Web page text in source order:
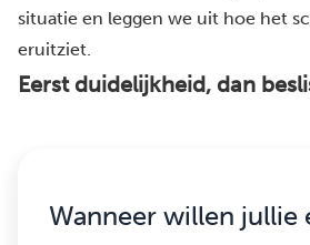
situatie en leggen we uit hoe het
eruitziet.
Eerst duidelijkheid, dan
Wanneer willen jullie